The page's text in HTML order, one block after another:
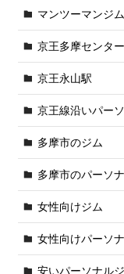
マンツーマンジム
京王多摩センタ
京王永山駅
京王線沿いパー
多摩市のジム
多摩市のパーソ
女性向けジム
女性向けパーソ
安いパーソナル